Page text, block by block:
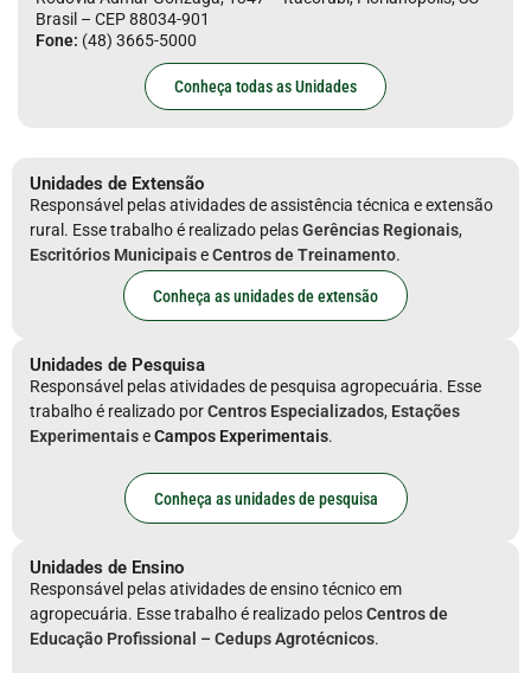
Brasil – CEP 88034-901
Fone: (48) 3665-5000
Conheça todas as Unidades
Unidades de Extensão
Responsável pelas atividades de assistência técnica e extensão
rural. Esse trabalho é realizado pelasGerências Regionais,
Escritórios MunicipaiseCentros de Treinamento.
Conheça as unidades de extensão
Unidades de Pesquisa
Responsável pelas atividades de pesquisa agropecuária. Esse
trabalho é realizado porCentros Especializados, Estações
ExperimentaiseCampos Experimentais.
Conheça as unidades de pesquisa
Unidades de Ensino
Responsável pelas atividades de ensino técnico em
agropecuária. Esse trabalho é realizado pelosCentros de
Educação Profissional – Cedups Agrotécnicos.